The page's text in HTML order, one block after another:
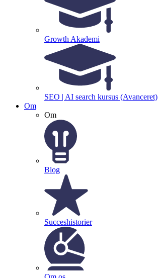
Growth Akademi
SEO | AI search kursus (Avanceret)
Om
Om
Blog
Succeshistorier